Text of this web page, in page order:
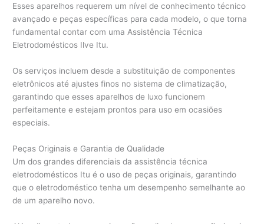
Esses aparelhos requerem um nível de conhecimento técnico
avançado e peças específicas para cada modelo, o que torna
fundamental contar com uma Assistência Técnica
Eletrodomésticos Ilve Itu.
Os serviços incluem desde a substituição de componentes
eletrônicos até ajustes finos no sistema de climatização,
garantindo que esses aparelhos de luxo funcionem
perfeitamente e estejam prontos para uso em ocasiões
especiais.
Peças Originais e Garantia de Qualidade
Um dos grandes diferenciais da assistência técnica
eletrodomésticos Itu é o uso de peças originais, garantindo
que o eletrodoméstico tenha um desempenho semelhante ao
de um aparelho novo.